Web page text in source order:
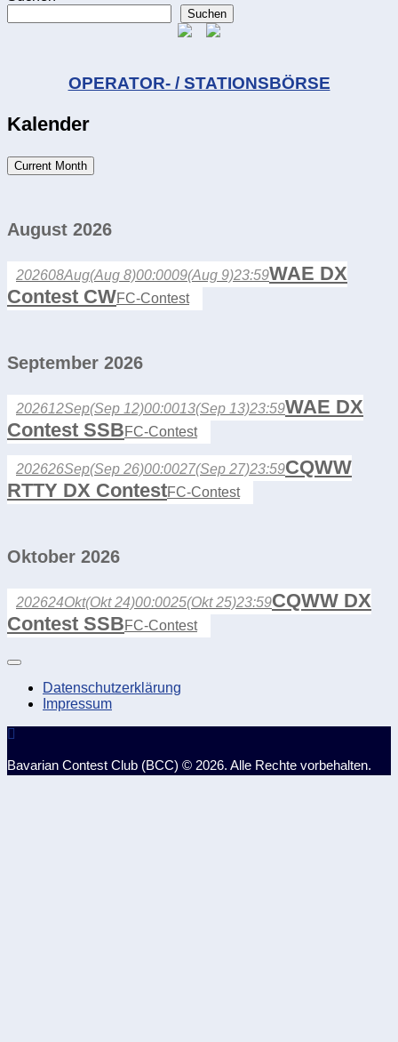
Suchen
OPERATOR- / STATIONSBÖRSE
Kalender
Current Month
August 2026
202608Aug(Aug 8)00:0009(Aug 9)23:59WAE DX
Contest CWFC-Contest
September 2026
202612Sep(Sep 12)00:0013(Sep 13)23:59WAE DX
Contest SSBFC-Contest
202626Sep(Sep 26)00:0027(Sep 27)23:59CQWW
RTTY DX ContestFC-Contest
Oktober 2026
202624Okt(Okt 24)00:0025(Okt 25)23:59CQWW DX
Contest SSBFC-Contest
Datenschutzerklärung
Impressum
Bavarian Contest Club (BCC) © 2026. Alle Rechte vorbehalten.